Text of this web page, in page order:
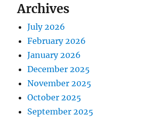
Archives
July 2026
February 2026
January 2026
December 2025
November 2025
October 2025
September 2025